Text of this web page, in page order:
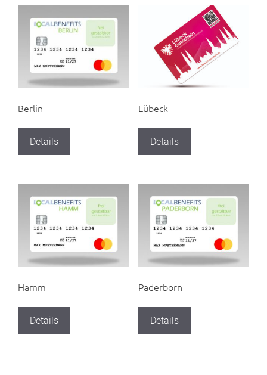
Berlin
Details
Lübeck
Details
Hamm
Details
Paderborn
Details